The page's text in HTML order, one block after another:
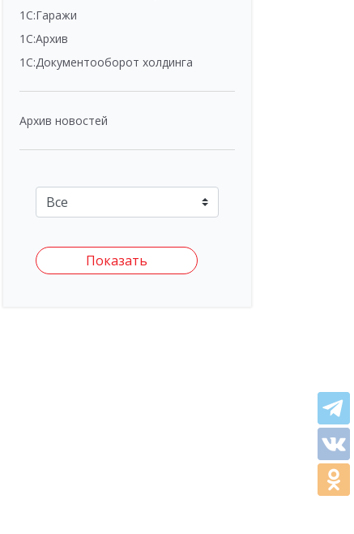
1С:Гаражи
1С:Архив
1С:Документооборот холдинга
Архив новостей
Показать